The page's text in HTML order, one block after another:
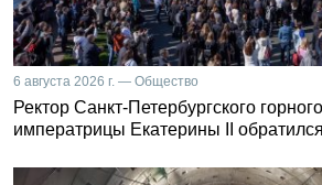
6 августа 2026 г. — Общество
Ректор Санкт-Петербургского
императрицы Екатерины II